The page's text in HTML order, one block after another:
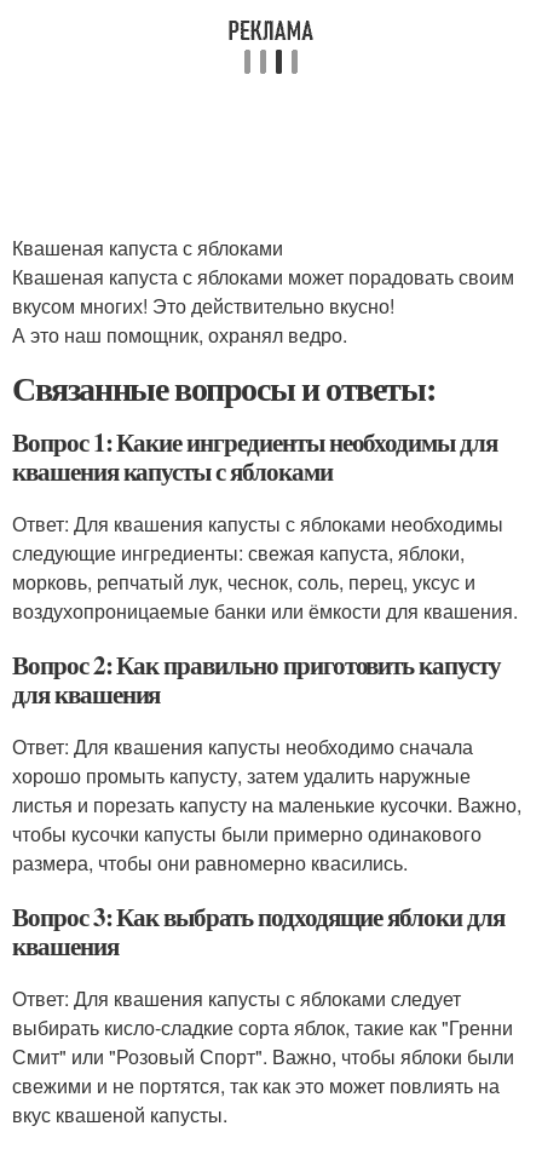
Квашеная капуста с яблоками
Квашеная капуста с яблоками может порадовать своим
вкусом многих! Это действительно вкусно!
А это наш помощник, охранял ведро.
Связанные вопросы и ответы:
Вопрос 1: Какие ингредиенты необходимы для
квашения капусты с яблоками
Ответ: Для квашения капусты с яблоками необходимы
следующие ингредиенты: свежая капуста, яблоки,
морковь, репчатый лук, чеснок, соль, перец, уксус и
воздухопроницаемые банки или ёмкости для квашения.
Вопрос 2: Как правильно приготовить капусту
для квашения
Ответ: Для квашения капусты необходимо сначала
хорошо промыть капусту, затем удалить наружные
листья и порезать капусту на маленькие кусочки. Важно,
чтобы кусочки капусты были примерно одинакового
размера, чтобы они равномерно квасились.
Вопрос 3: Как выбрать подходящие яблоки для
квашения
Ответ: Для квашения капусты с яблоками следует
выбирать кисло-сладкие сорта яблок, такие как "Гренни
Смит" или "Розовый Спорт". Важно, чтобы яблоки были
свежими и не портятся, так как это может повлиять на
вкус квашеной капусты.